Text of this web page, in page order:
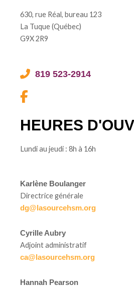
630, rue Réal, bureau 123
La Tuque (Québec)
G9X 2R9
819 523-2914
HEURES
Lundi au jeudi : 8h à 16h
Karlène Boulanger
Directrice générale
dg@lasourcehsm.org
Cyrille Aubry
Adjoint administratif
ca@lasourcehsm.org
Hannah Pearson